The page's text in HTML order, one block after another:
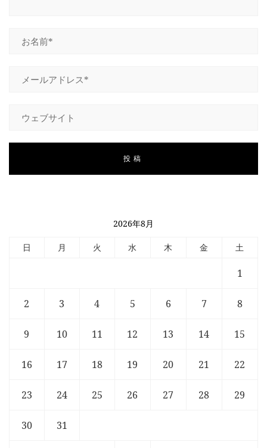
2026年8月
日 月 火 水 木 金 土
1
2 3 4 5 6 7 8
9 10 11 12 13 14 15
16 17 18 19 20 21 22
23 24 25 26 27 28 29
30 31